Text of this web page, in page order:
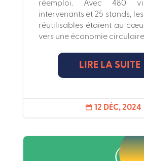
réemploi. Avec 480
intervenants et 25 stands,
réutilisables étaient au
vers une économie
LIRE LA SUITE
 12 DÉC, 2024